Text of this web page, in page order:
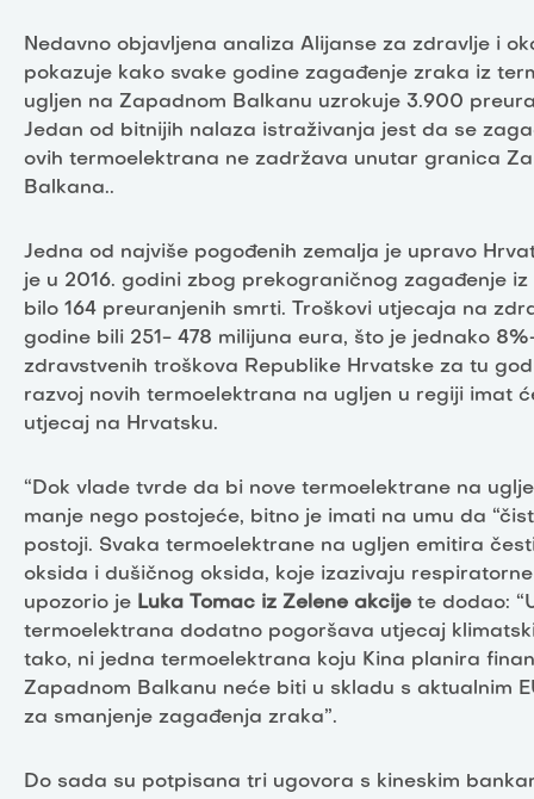
Nedavno objavljena analiza Alijanse za zdravlje i
pokazuje kako svake godine zagađenje zraka iz
ugljen na Zapadnom Balkanu uzrokuje 3.900
Jedan od bitnijih nalaza istraživanja jest da se
ovih termoelektrana ne zadržava unutar granica
Balkana..
Jedna od najviše pogođenih zemalja je upravo
je u 2016. godini zbog prekograničnog zagađenje
bilo 164 preuranjenih smrti. Troškovi utjecaja na
godine bili 251- 478 milijuna eura, što je jednako
zdravstvenih troškova Republike Hrvatske za tu
razvoj novih termoelektrana na ugljen u regiji imat
utjecaj na Hrvatsku.
“Dok vlade tvrde da bi nove termoelektrane na
manje nego postojeće, bitno je imati na umu da
postoji. Svaka termoelektrane na ugljen emitira
oksida i dušičnog oksida, koje izazivaju respiratorne
upozorio je Luka Tomac iz Zelene akcije te dodao:
termoelektrana dodatno pogoršava utjecaj
tako, ni jedna termoelektrana koju Kina planira
Zapadnom Balkanu neće biti u skladu s aktualnim
za smanjenje zagađenja zraka”.
Do sada su potpisana tri ugovora s kineskim